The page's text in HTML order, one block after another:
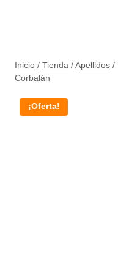
Inicio / Tienda / Apellidos /
Corbalán
¡Oferta!